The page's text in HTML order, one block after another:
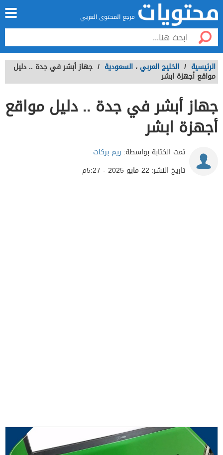
مرجع المحتوى العربي
الرئيسية / الخليج العربي ، السعودية / جهاز أبشر في جدة .. دليل
مواقع أجهزة ابشر
جهاز أبشر في جدة .. دليل مواقع
أجهزة ابشر
تمت الكتابة بواسطة: ريم بركات
تاريخ النشر: 22 مايو 2025 - 5:27م